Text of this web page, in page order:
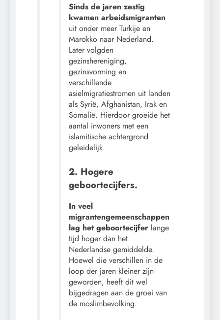
Sinds de jaren zestig
kwamen arbeidsmigranten
uit onder meer Turkije en
Marokko naar Nederland.
Later volgden
gezinshereniging,
gezinsvorming en
verschillende
asielmigratiestromen uit landen
als Syrië, Afghanistan, Irak en
Somalië. Hierdoor groeide het
aantal inwoners met een
islamitische achtergrond
geleidelijk.
2. Hogere
geboortecijfers.
In veel
migrantengemeenschappen
lag het geboortecijfer lange
tijd hoger dan het
Nederlandse gemiddelde.
Hoewel die verschillen in de
loop der jaren kleiner zijn
geworden, heeft dit wel
bijgedragen aan de groei van
de moslimbevolking.